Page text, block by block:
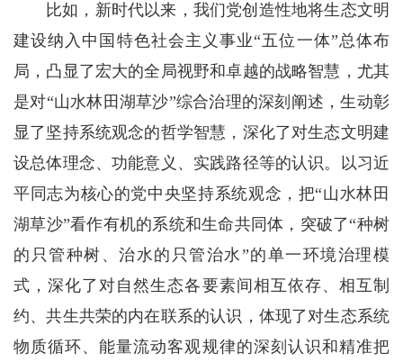
比如，新时代以来，我们党创造性地将生态文明
建设纳入中国特色社会主义事业“五位一体”总体布
局，凸显了宏大的全局视野和卓越的战略智慧，尤其
是对“山水林田湖草沙”综合治理的深刻阐述，生动彰
显了坚持系统观念的哲学智慧，深化了对生态文明建
设总体理念、功能意义、实践路径等的认识。以习近
平同志为核心的党中央坚持系统观念，把“山水林田
湖草沙”看作有机的系统和生命共同体，突破了“种树
的只管种树、治水的只管治水”的单一环境治理模
式，深化了对自然生态各要素间相互依存、相互制
约、共生共荣的内在联系的认识，体现了对生态系统
物质循环、能量流动客观规律的深刻认识和精准把